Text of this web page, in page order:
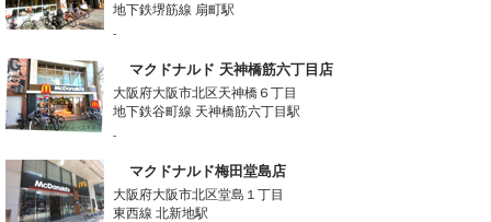
地下鉄堺筋線 扇町駅
-
マクドナルド 天神橋筋六丁目店
大阪府大阪市北区天神橋６丁目
地下鉄谷町線 天神橋筋六丁目駅
-
マクドナルド梅田堂島店
大阪府大阪市北区堂島１丁目
東西線 北新地駅